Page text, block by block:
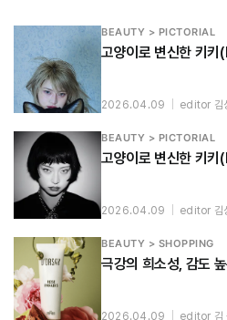
BEAUTY > PICTORIAL
고양이로 변신한 키
2026.04.09 editor 김
BEAUTY > PICTORIAL
고양이로 변신한 키
2026.04.09 editor 김
BEAUTY > SHOPPING
극강의 희소성, 감도
2026.04.09 editor 김